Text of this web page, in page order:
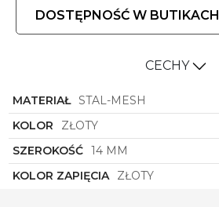
DOSTĘPNOŚĆ W BUTIKACH
CECHY
MATERIAŁ STAL-MESH
KOLOR
ZŁOTY
SZEROKOŚĆ 14 MM
KOLOR ZAPIĘCIA ZŁOTY